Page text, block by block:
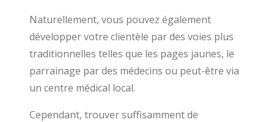
Naturellement, vous pouvez également
développer votre clientèle par des voies plus
traditionnelles telles que les pages jaunes, le
parrainage par des médecins ou peut-être via
un centre médical local.
Cependant, trouver suffisamment de